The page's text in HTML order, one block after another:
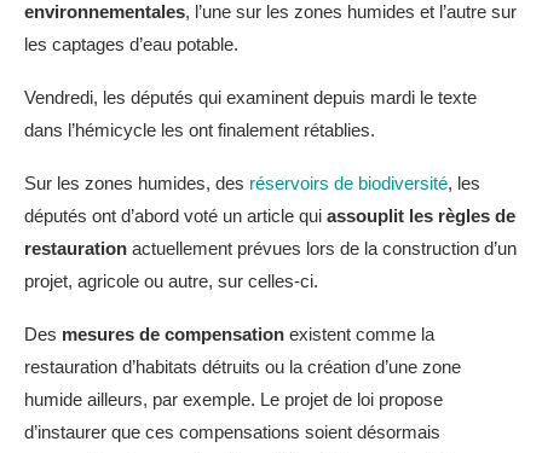
environnementales, l’une sur les zones humides et l’autre sur
les captages d’eau potable.
Vendredi, les députés qui examinent depuis mardi le texte
dans l’hémicycle les ont finalement rétablies.
Sur les zones humides, des réservoirs de biodiversité, les
députés ont d’abord voté un article qui assouplit les règles de
restauration actuellement prévues lors de la construction d’un
projet, agricole ou autre, sur celles-ci.
Des mesures de compensation existent comme la
restauration d’habitats détruits ou la création d’une zone
humide ailleurs, par exemple. Le projet de loi propose
d’instaurer que ces compensations soient désormais